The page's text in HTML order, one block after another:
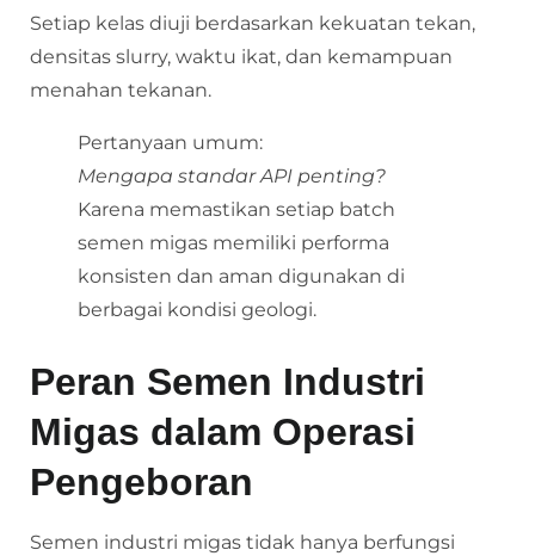
Setiap kelas diuji berdasarkan kekuatan tekan,
densitas slurry, waktu ikat, dan kemampuan
menahan tekanan.
Pertanyaan umum:
Mengapa standar API penting?
Karena memastikan setiap batch
semen migas memiliki performa
konsisten dan aman digunakan di
berbagai kondisi geologi.
Peran Semen Industri
Migas dalam Operasi
Pengeboran
Semen industri migas tidak hanya berfungsi